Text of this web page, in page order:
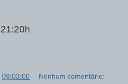
21:20h
09:03:00 Nenhum comentário: